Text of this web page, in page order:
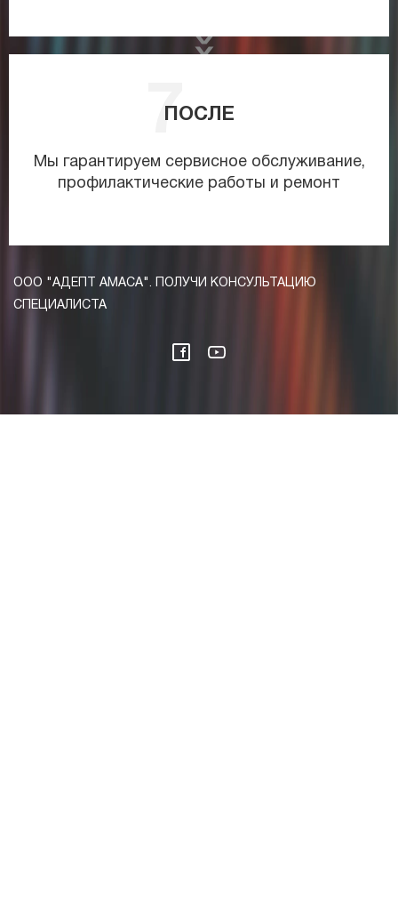
ПОСЛЕ
Мы гарантируем сервисное обслуживание,
профилактические работы и ремонт
ООО "АДЕПТ АМАСА". ПОЛУЧИ КОНСУЛЬТАЦИЮ
СПЕЦИАЛИСТА